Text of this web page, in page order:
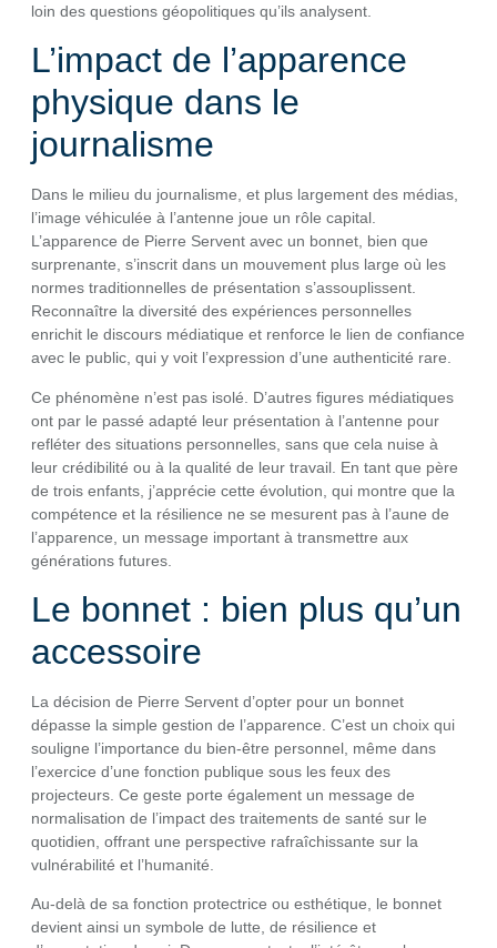
loin des questions géopolitiques qu’ils analysent.
L’impact de l’apparence
physique dans le
journalisme
Dans le milieu du journalisme, et plus largement des médias,
l’image véhiculée à l’antenne joue un rôle capital.
L’apparence de Pierre Servent avec un bonnet, bien que
surprenante, s’inscrit dans un mouvement plus large où les
normes traditionnelles de présentation s’assouplissent.
Reconnaître la diversité des expériences personnelles
enrichit le discours médiatique et renforce le lien de confiance
avec le public, qui y voit l’expression d’une authenticité rare.
Ce phénomène n’est pas isolé. D’autres figures médiatiques
ont par le passé adapté leur présentation à l’antenne pour
refléter des situations personnelles, sans que cela nuise à
leur crédibilité ou à la qualité de leur travail. En tant que père
de trois enfants, j’apprécie cette évolution, qui montre que la
compétence et la résilience ne se mesurent pas à l’aune de
l’apparence, un message important à transmettre aux
générations futures.
Le bonnet : bien plus qu’un
accessoire
La décision de Pierre Servent d’opter pour un bonnet
dépasse la simple gestion de l’apparence. C’est un choix qui
souligne l’importance du bien-être personnel, même dans
l’exercice d’une fonction publique sous les feux des
projecteurs. Ce geste porte également un message de
normalisation de l’impact des traitements de santé sur le
quotidien, offrant une perspective rafraîchissante sur la
vulnérabilité et l’humanité.
Au-delà de sa fonction protectrice ou esthétique, le bonnet
devient ainsi un symbole de lutte, de résilience et